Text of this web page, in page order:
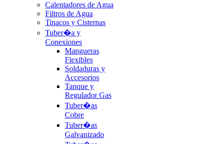
Calentadores de Agua
Filtros de Agua
Tinacos y Cisternas
Tuber�a y
Conexiones
Mangueras
Flexibles
Soldaduras y
Accesorios
Tanque y
Regulador Gas
Tuber�as
Cobre
Tuber�as
Galvanizado